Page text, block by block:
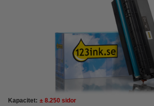
Kapacitet: ± 8.250 sidor